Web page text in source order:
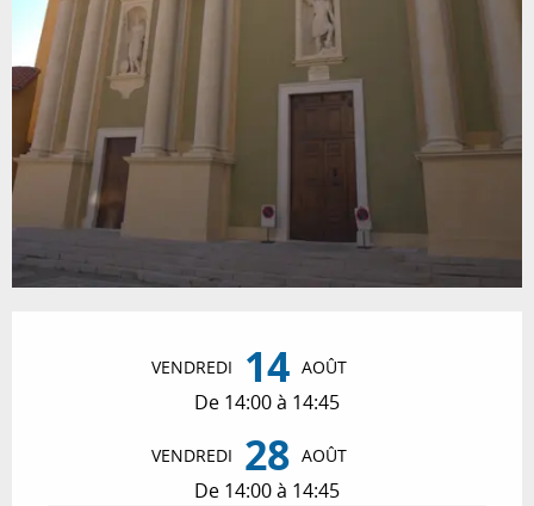
VENDREDI 14 AOÛT
De 14:00 à 14:45
VENDREDI 28 AOÛT
De 14:00 à 14:45